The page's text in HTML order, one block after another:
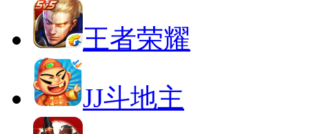
王者荣耀
JJ斗地主